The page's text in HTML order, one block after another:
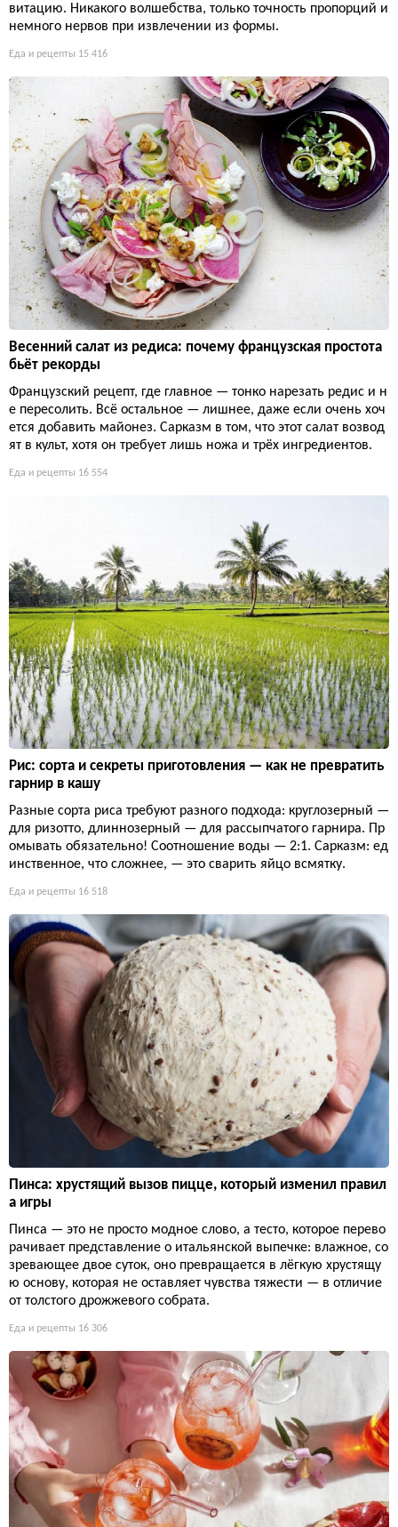
витацию. Никакого волшебства, только точность пропорций и
немного нервов при извлечении из формы.
Еда и рецепты 15 416
Весенний салат из редиса: почему французская простота
бьёт рекорды
Французский рецепт, где главное — тонко нарезать редис и н
е пересолить. Всё остальное — лишнее, даже если очень хоч
ется добавить майонез. Сарказм в том, что этот салат возвод
ят в культ, хотя он требует лишь ножа и трёх ингредиентов.
Еда и рецепты 16 554
Рис: сорта и секреты приготовления — как не превратить
гарнир в кашу
Разные сорта риса требуют разного подхода: круглозерный —
для ризотто, длиннозерный — для рассыпчатого гарнира. Пр
омывать обязательно! Соотношение воды — 2:1. Сарказм: ед
инственное, что сложнее, — это сварить яйцо всмятку.
Еда и рецепты 16 518
Пинса: хрустящий вызов пицце, который изменил правил
а игры
Пинса — это не просто модное слово, а тесто, которое перево
рачивает представление о итальянской выпечке: влажное, со
зревающее двое суток, оно превращается в лёгкую хрустящу
ю основу, которая не оставляет чувства тяжести — в отличие
от толстого дрожжевого собрата.
Еда и рецепты 16 306